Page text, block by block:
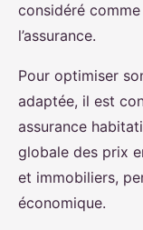
considéré
l’assurance.
Pour optimiser
adaptée, il est
assurance
globale des prix
et immobiliers,
économique.